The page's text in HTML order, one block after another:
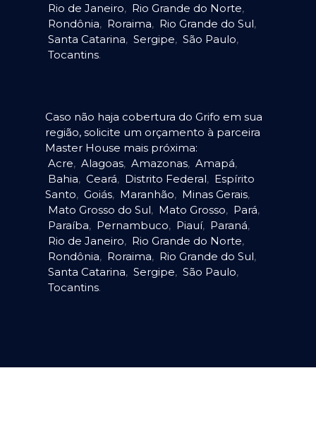
Rio de Janeiro, Rio Grande do Norte,
Rondônia, Roraima, Rio Grande do Sul,
Santa Catarina, Sergipe, São Paulo,
Tocantins.
Caso não haja cobertura do Grifo em sua
região, solicite um orçamento à parceira
Master House mais próxima:
Acre, Alagoas, Amazonas, Amapá,
Bahia, Ceará, Distrito Federal, Espírito
Santo, Goiás, Maranhão, Minas Gerais,
Mato Grosso do Sul, Mato Grosso, Pará,
Paraíba, Pernambuco, Piauí, Paraná,
Rio de Janeiro, Rio Grande do Norte,
Rondônia, Roraima, Rio Grande do Sul,
Santa Catarina, Sergipe, São Paulo,
Tocantins.